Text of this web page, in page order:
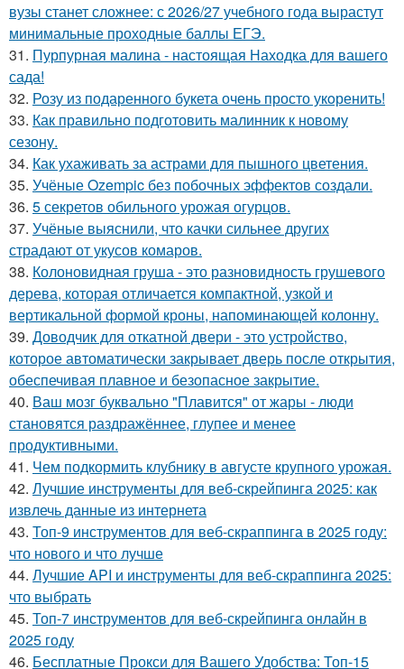
вузы станет сложнее: с 2026/27 учебного года вырастут
минимальные проходные баллы ЕГЭ.
31. Пурпурная малина - настоящая Находка для вашего
сада!
32. Розу из подаренного букета очень просто укoренить!
33. Как правильно подготовить малинник к новому
сезону.
34. Как ухаживать за астрами для пышного цветения.
35. Учёные Ozempic без побочных эффектов создали.
36. 5 секретов обильного урожая огурцов.
37. Учёные выяснили, что качки сильнее других
страдают от укусов комаров.
38. Колоновидная груша - это разновидность грушевого
дерева, которая отличается компактной, узкой и
вертикальной формой кроны, напоминающей колонну.
39. Доводчик для откатной двери - это устройство,
которое автоматически закрывает дверь после открытия,
обеспечивая плавное и безопасное закрытие.
40. Ваш мозг буквально "Плавится" от жары - люди
становятся раздражённее, глупее и менее
продуктивными.
41. Чем подкормить клубнику в августе крупного урожая.
42. Лучшие инструменты для веб-скрейпинга 2025: как
извлечь данные из интернета
43. Топ-9 инструментов для веб-скраппинга в 2025 году:
что нового и что лучше
44. Лучшие API и инструменты для веб-скраппинга 2025:
что выбрать
45. Топ-7 инструментов для веб-скрейпинга онлайн в
2025 году
46. Бесплатные Прокси для Вашего Удобства: Топ-15